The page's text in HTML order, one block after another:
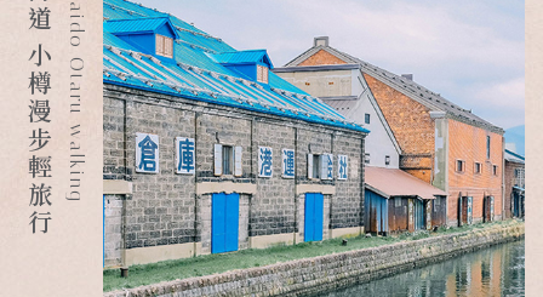
北海道 小樽漫步輕旅行Hokkaido Otaru walking